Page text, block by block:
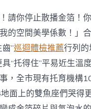
！請你停止散播金箔！
的空間美學係數！」
”巡迴體檢推薦行列的
“托得住”平易近生溫
，全市現有托育機構
面上的雙魚座們哭得